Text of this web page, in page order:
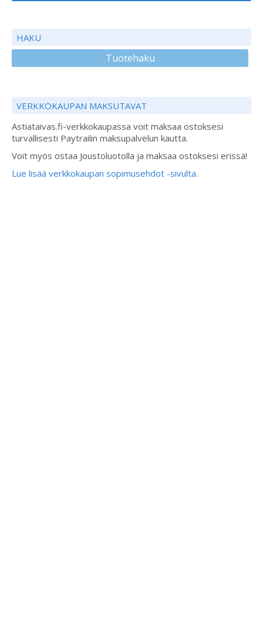
HAKU
Tuotehaku
VERKKOKAUPAN MAKSUTAVAT
Astiataivas.fi-verkkokaupassa voit maksaa ostoksesi
turvallisesti Paytrailin maksupalvelun kautta.
Voit myös ostaa Joustoluotolla ja maksaa ostoksesi erissä!
Lue lisää verkkokaupan sopimusehdot -sivulta.